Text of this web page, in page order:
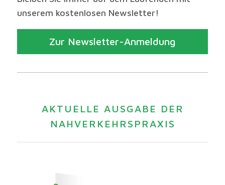
unserem kostenlosen Newsletter!
Zur Newsletter-Anmeldung
AKTUELLE AUSGABE DER
NAHVERKEHRSPRAXIS